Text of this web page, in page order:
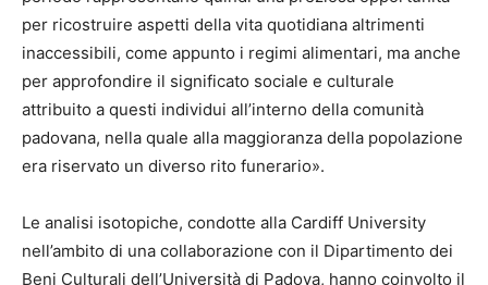
per ricostruire aspetti della vita quotidiana altrimenti
inaccessibili, come appunto i regimi alimentari, ma anche
per approfondire il significato sociale e culturale
attribuito a questi individui all’interno della comunità
padovana, nella quale alla maggioranza della popolazione
era riservato un diverso rito funerario».
Le analisi isotopiche, condotte alla Cardiff University
nell’ambito di una collaborazione con il Dipartimento dei
Beni Culturali dell’Università di Padova, hanno coinvolto il